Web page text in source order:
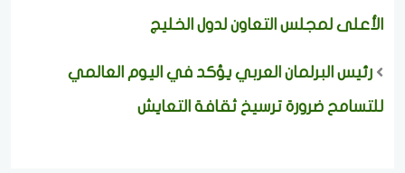
الأعلى لمجلس التعاون لدول الخليج
رئيس البرلمان العربي يؤكد في اليوم العالمي
للتسامح ضرورة ترسيخ ثقافة التعايش